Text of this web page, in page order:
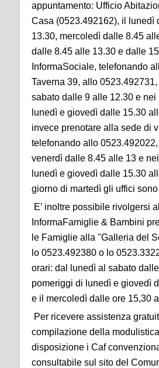
appuntamento: Ufficio
Casa (0523.492162), il lunedì
13.30, mercoledì dalle 8.45
dalle 8.45 alle 13.30 e dalle
InformaSociale, telefonando
Taverna 39, allo 0523.492731,
sabato dalle 9 alle 12.30 e nei
lunedì e giovedì dalle 15.30
invece prenotare alla sede di
telefonando allo 0523.492022,
venerdì dalle 8.45 alle 13 e
lunedì e giovedì dalle 15.30
giorno di martedì gli uffici
E’ inoltre possibile rivolgersi
InformaFamiglie & Bambini
le Famiglie alla "Galleria del
lo 0523.492380 o lo
orari: dal lunedì al sabato
pomeriggi di lunedì e giovedì
e il mercoledì dalle ore 15,30
Per ricevere assistenza
compilazione della
disposizione i Caf
consultabile sul sito del